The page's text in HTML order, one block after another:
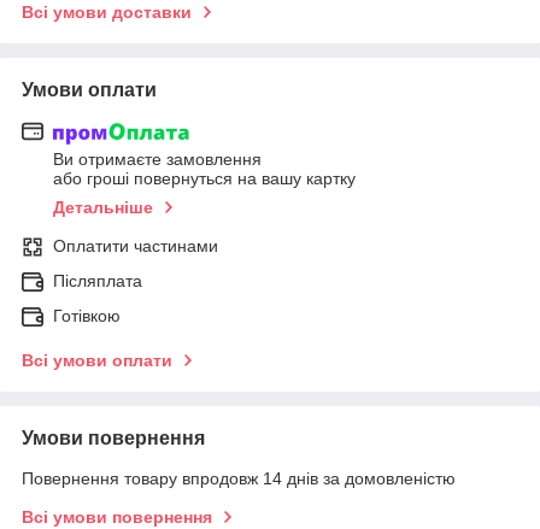
Всі умови доставки
Умови оплати
Ви отримаєте замовлення
або гроші повернуться на вашу картку
Детальніше
Оплатити частинами
Післяплата
Готівкою
Всі умови оплати
Умови повернення
Повернення товару впродовж 14 днів за домовленістю
Всі умови повернення